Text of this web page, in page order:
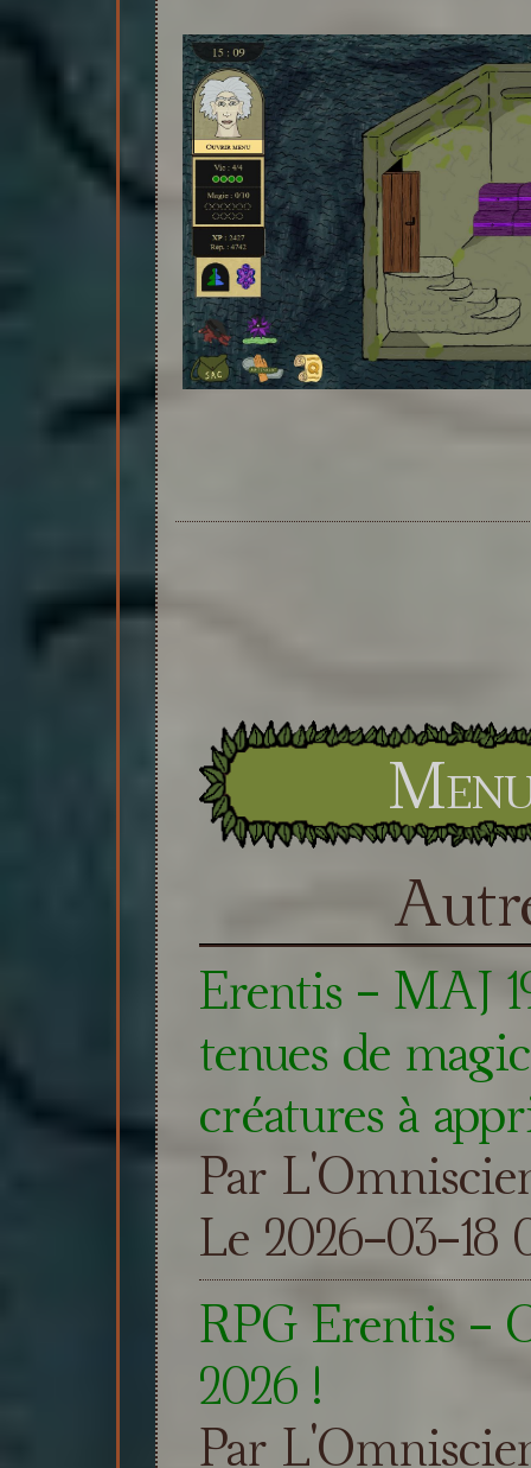
Erentis - MAJ
tenues de
créatures à
Par
Le 2026-03-18
RPG Erentis -
2026 !
Par